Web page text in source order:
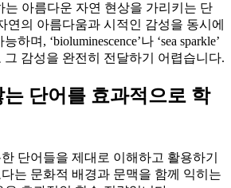
는 아름다운 자연 현상을 가리키는 단
연의 아름다움과 시적인 감성을 동시에
하며, ‘bioluminescence’나 ‘sea sparkle’
그 감성을 완전히 전달하기 어렵습니다.
단어를 효과적으로 학
단어들을 제대로 이해하고 활용하기
는 문화적 배경과 문맥을 함께 익히는